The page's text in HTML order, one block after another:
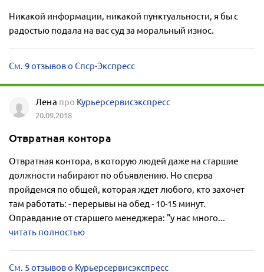
Никакой информации, никакой пунктуальности, я бы с
радостью подала на вас суд за моральный износ.
См. 9 отзывов о Спср-Экспресс
Лена про Курьерсервисэкспресс
20.09.2018
Отвратная контора
Отвратная контора, в которую людей даже на старшие
должности набирают по объявлению. Но сперва
пройдемся по общей, которая ждет любого, кто захочет
там работать: - перерывы на обед - 10-15 минут.
Оправдание от старшего менеджера: "у нас много...
читать полностью
См. 5 отзывов о Курьерсервисэкспресс